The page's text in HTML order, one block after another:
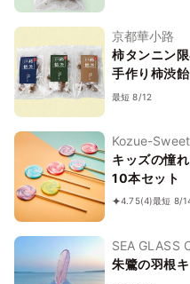
京都華小路
柿タンニン
手作り柿渋
最短 8/12
Kozue-
キッズの憧
10本セット
4.75(4)最短 8/
SEA GLASS
朱鷺の羽根